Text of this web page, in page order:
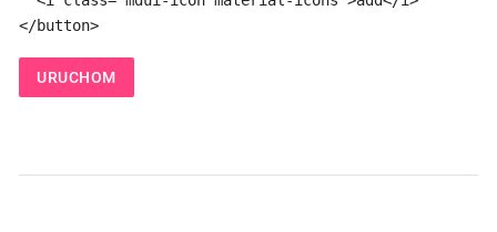
</button>
URUCHOM